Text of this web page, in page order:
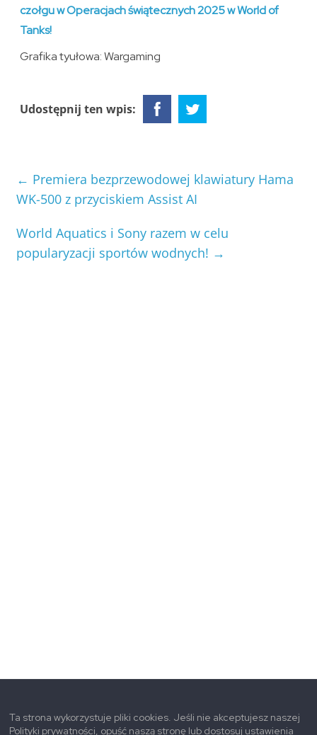
czołgu w Operacjach świątecznych 2025 w World of
Tanks!
Grafika tyułowa: Wargaming
Udostępnij ten wpis:
← Premiera bezprzewodowej klawiatury Hama
WK-500 z przyciskiem Assist AI
World Aquatics i Sony razem w celu
popularyzacji sportów wodnych! →
Ta strona wykorzystuje pliki cookies. Jeśli nie akceptujesz naszej
Polityki prywatności, opuść naszą stronę lub dostosuj ustawienia